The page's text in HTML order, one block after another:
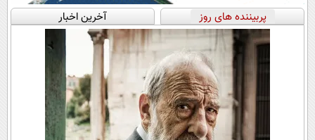
پربیننده های روز آخرین اخبار